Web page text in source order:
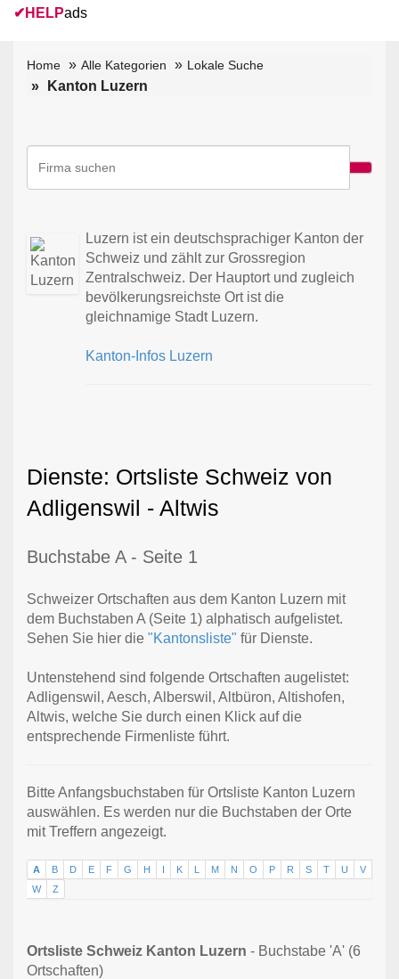
✔ HELPads
Home Alle Kategorien Lokale Suche
Kanton Luzern
Luzern ist ein deutschsprachiger Kanton der
Schweiz und zählt zur Grossregion
Zentralschweiz. Der Hauptort und zugleich
bevölkerungsreichste Ort ist die
gleichnamige Stadt Luzern.
Kanton-Infos Luzern
Dienste: Ortsliste Schweiz von
Adligenswil - Altwis
Buchstabe A - Seite 1
Schweizer Ortschaften aus dem Kanton Luzern mit
dem Buchstaben A (Seite 1) alphatisch aufgelistet.
Sehen Sie hier die "Kantonsliste" für Dienste.
Untenstehend sind folgende Ortschaften augelistet:
Adligenswil, Aesch, Alberswil, Altbüron, Altishofen,
Altwis, welche Sie durch einen Klick auf die
entsprechende Firmenliste führt.
Bitte Anfangsbuchstaben für Ortsliste Kanton Luzern
auswählen. Es werden nur die Buchstaben der Orte
mit Treffern angezeigt.
A B D E F G H I K L M N O P R S T U
V
W
Z
Ortsliste Schweiz Kanton Luzern - Buchstabe 'A' (6
Ortschaften)